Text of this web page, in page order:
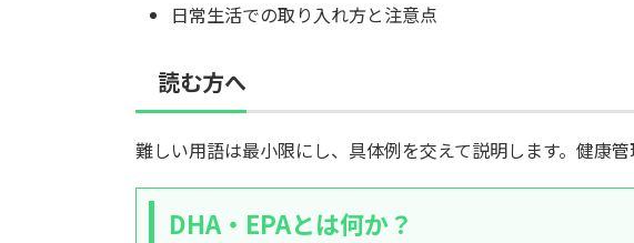
日常生活での取り入れ方と注意点
読む方へ
難しい用語は最小限にし、具体例を交えて説明します。健康
DHA・EPAとは何か？